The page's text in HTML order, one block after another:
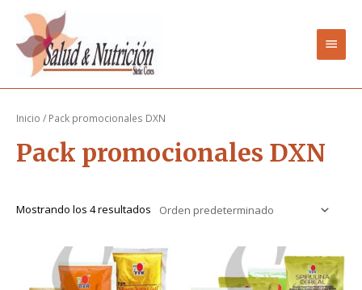
contenido
Inicio / Pack promocionales DXN
Pack promocionales DXN
Mostrando los 4 resultados